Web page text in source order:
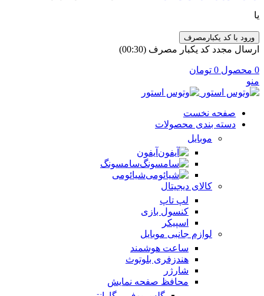
یا
ورود با کد یکبارمصرف
ارسال مجدد کد یکبار مصرف (00:
30
)
0 محصول 0 تومان
منو
صفحه نخست
دسته بندی محصولات
موبایل
آیفون
سامسونگ
شیائومی
کالای دیجیتال
لپ تاپ
کنسول بازی
اسپیکر
لوازم جانبی موبایل
ساعت هوشمند
هندزفری بلوتوث
شارژر
محافظ صفحه نمایش